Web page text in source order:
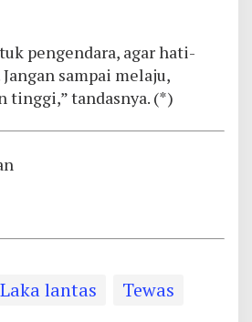
pengendara, agar hati-
sampai melaju,
tinggi,” tandasnya. (*)
Laka lantas Tewas